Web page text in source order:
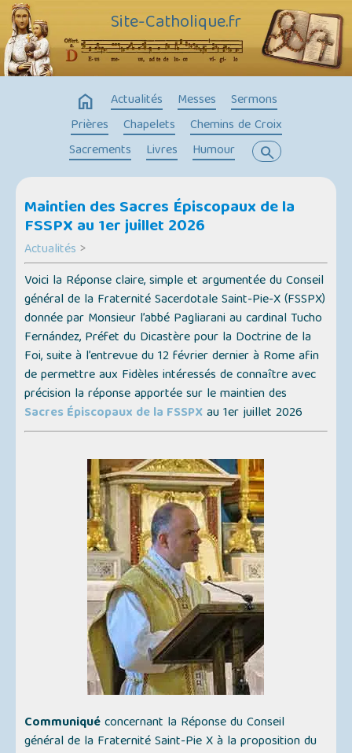
Site-Catholique.fr
home Actualités Messes
Sermons
Prières
Chapelets
Chemins de Croix
Sacrements
Livres Humour search
Maintien des Sacres Épiscopaux de la
FSSPX au 1er juillet 2026
Actualités >
Voici la Réponse claire, simple et argumentée du Conseil
général de la Fraternité Sacerdotale Saint-Pie-X (FSSPX)
donnée par Monsieur l’abbé Pagliarani au cardinal Tucho
Fernández, Préfet du Dicastère pour la Doctrine de la
Foi, suite à l’entrevue du 12 février dernier à Rome afin
de permettre aux Fidèles intéressés de connaître avec
précision la réponse apportée sur le maintien des
Sacres Épiscopaux de la FSSPXau 1er juillet 2026
Communiquéconcernant la Réponse du Conseil
général de la Fraternité Saint-Pie X à la proposition du